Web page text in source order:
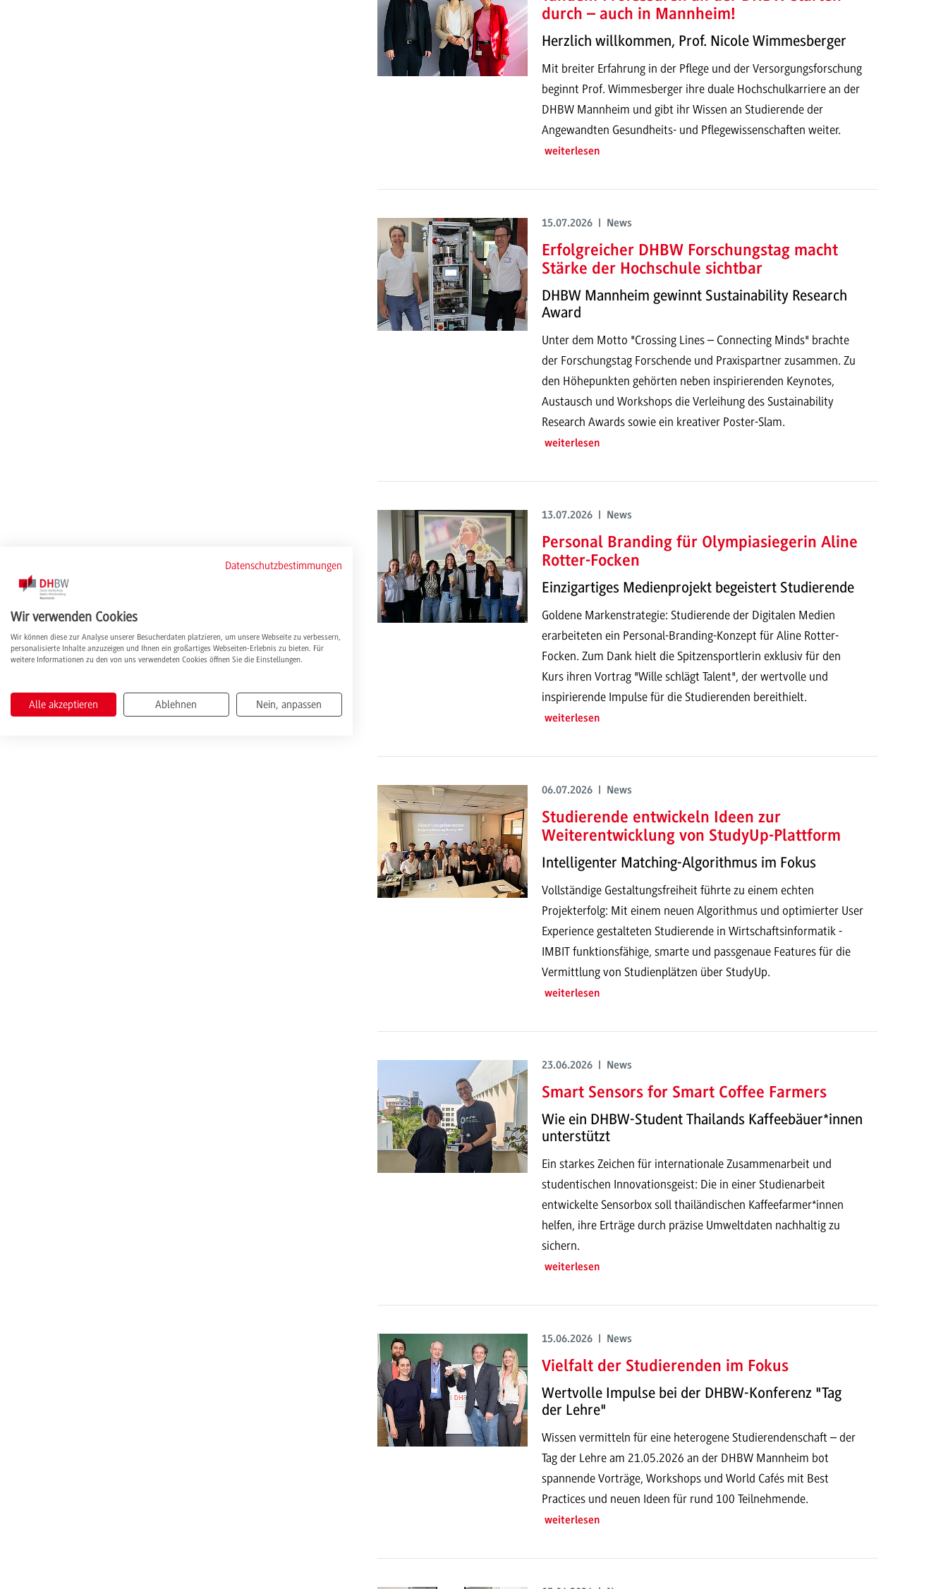
durch – auch in Mannheim!
Herzlich willkommen, Prof. Nicole Wimmesberger
Mit breiter Erfahrung in der Pflege und der Versorgungsforschung
beginnt Prof. Wimmesberger ihre duale Hochschulkarriere an der
DHBW Mannheim und gibt ihr Wissen an Studierende der
Angewandten Gesundheits- und Pflegewissenschaften weiter.
weiterlesen
15.07.2026 | News
Erfolgreicher DHBW Forschungstag macht
Stärke der Hochschule sichtbar
DHBW Mannheim gewinnt Sustainability Research
Award
Unter dem Motto "Crossing Lines – Connecting Minds" brachte
der Forschungstag Forschende und Praxispartner zusammen. Zu
den Höhepunkten gehörten neben inspirierenden Keynotes,
Austausch und Workshops die Verleihung des Sustainability
Research Awards sowie ein kreativer Poster-Slam.
weiterlesen
13.07.2026 | News
Personal Branding für Olympiasiegerin Aline
Rotter-Focken
Einzigartiges Medienprojekt begeistert Studierende
Goldene Markenstrategie: Studierende der Digitalen Medien
erarbeiteten ein Personal-Branding-Konzept für Aline Rotter-
Focken. Zum Dank hielt die Spitzensportlerin exklusiv für den
Kurs ihren Vortrag "Wille schlägt Talent", der wertvolle und
inspirierende Impulse für die Studierenden bereithielt.
weiterlesen
06.07.2026 | News
Studierende entwickeln Ideen zur
Weiterentwicklung von StudyUp-Plattform
Intelligenter Matching-Algorithmus im Fokus
Vollständige Gestaltungsfreiheit führte zu einem echten
Projekterfolg: Mit einem neuen Algorithmus und optimierter User
Experience gestalteten Studierende in Wirtschaftsinformatik -
IMBIT funktionsfähige, smarte und passgenaue Features für die
Vermittlung von Studienplätzen über StudyUp.
weiterlesen
23.06.2026 | News
Smart Sensors for Smart Coffee Farmers
Wie ein DHBW-Student Thailands Kaffeebäuer*innen
unterstützt
Ein starkes Zeichen für internationale Zusammenarbeit und
studentischen Innovationsgeist: Die in einer Studienarbeit
entwickelte Sensorbox soll thailändischen Kaffeefarmer*innen
helfen, ihre Erträge durch präzise Umweltdaten nachhaltig zu
sichern.
weiterlesen
15.06.2026 | News
Vielfalt der Studierenden im Fokus
Wertvolle Impulse bei der DHBW-Konferenz "Tag
der Lehre"
Wissen vermitteln für eine heterogene Studierendenschaft – der
Tag der Lehre am 21.05.2026 an der DHBW Mannheim bot
spannende Vorträge, Workshops und World Cafés mit Best
Practices und neuen Ideen für rund 100 Teilnehmende.
weiterlesen
Datenschutzbestimmungen
Wir verwenden Cookies
Wir können diese zur Analyse unserer Besucherdaten platzieren, um unsere Webseite zu verbessern,
personalisierte Inhalte anzuzeigen und Ihnen ein großartiges Webseiten-Erlebnis zu bieten. Für
weitere Informationen zu den von uns verwendeten Cookies öffnen Sie die Einstellungen.
Alle akzeptieren Ablehnen Nein, anpassen